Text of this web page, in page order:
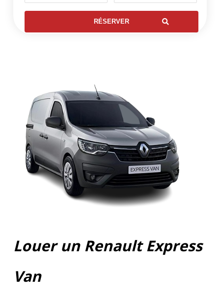
Louer un Renault Express
Van